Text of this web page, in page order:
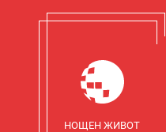
НОЩЕН ЖИВОТ